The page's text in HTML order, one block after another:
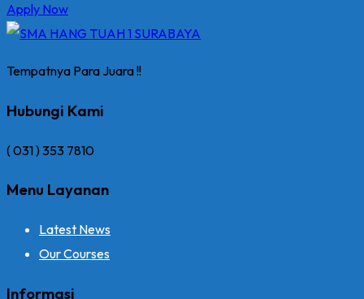
Apply Now
Tempatnya Para Juara !!
Hubungi Kami
( 031 ) 353 7810
Menu Layanan
Latest News
Our Courses
Informasi